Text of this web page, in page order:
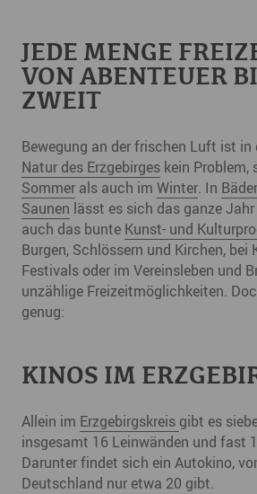
JEDE MENGE
ON ABENTEUER
WEIT
Bewegung an der frischen Luft ist in
Natur des Erzgebirges kein Problem,
Sommer als auch im Winter. In
Saunen lässt es sich das ganze
auch das bunte Kunst- und
Burgen, Schlössern und Kirchen, bei
Festivals oder im Vereinsleben und
unzählige Freizeitmöglichkeiten.
genug:
KINOS IM
Allein im Erzgebirgskreis gibt es
insgesamt 16 Leinwänden und fast
Darunter findet sich ein Autokino,
Deutschland nur etwa 20 gibt.